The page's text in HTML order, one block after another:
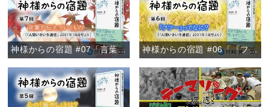
神様からの宿題 #07「言葉が伝えていくもの」 神様からの宿題 #06「『フツー』ってなに？」